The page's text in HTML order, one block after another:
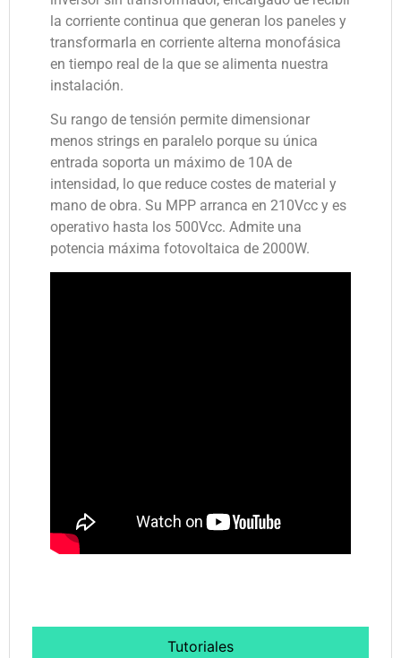
Tutoriales
la corriente continua que generan los paneles y
transformarla en corriente alterna monofásica
en tiempo real de la que se alimenta nuestra
instalación.
Su rango de tensión permite dimensionar
menos strings en paralelo porque su única
entrada soporta un máximo de 10A de
intensidad, lo que reduce costes de material y
mano de obra. Su MPP arranca en 210Vcc y es
operativo hasta los 500Vcc. Admite una
potencia máxima fotovoltaica de 2000W.